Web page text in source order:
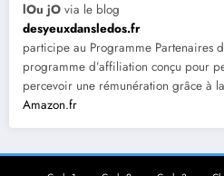
lOu jO via le blog
desyeuxdansledos.fr
participe au Programme Partenaires
programme d’affiliation conçu pour
percevoir une rémunération grâce à
Amazon.fr